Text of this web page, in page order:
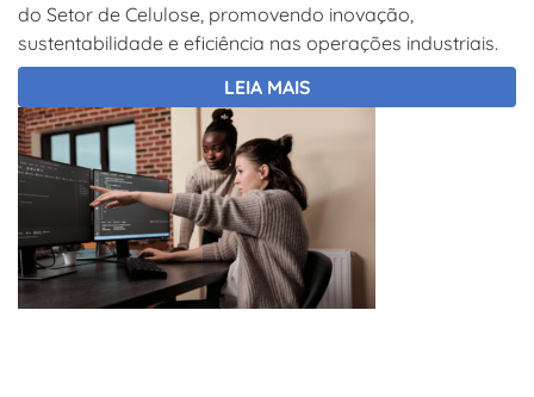
do Setor de Celulose, promovendo inovação,
sustentabilidade e eficiência nas operações industriais.
LEIA MAIS